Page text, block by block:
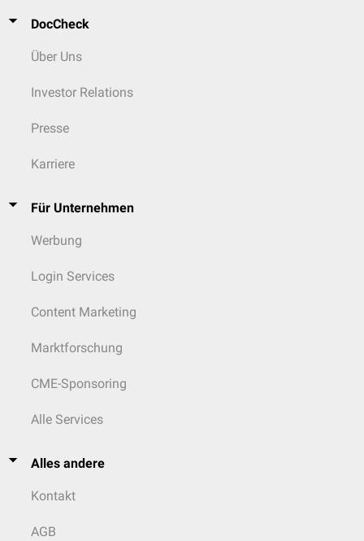
DocCheck
Über Uns
Investor Relations
Presse
Karriere
Für Unternehmen
Werbung
Login Services
Content Marketing
Marktforschung
CME-Sponsoring
Alle Services
Alles andere
Kontakt
AGB